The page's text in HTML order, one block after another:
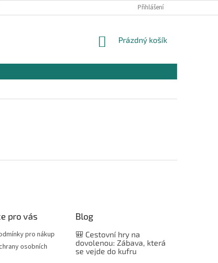
REKLAMAČNÍ PODMÍNKY
Přihlášení
NÁKUPNÍ
Prázdný košík
pro vás
pro nákup
osobních
Blog
🎒 Cestovní hry na
dovolenou: Zábava, která
se vejde do kufru